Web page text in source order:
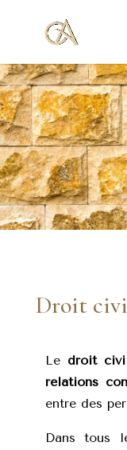
Droit
Le droit
relations
entre des
Dans tous